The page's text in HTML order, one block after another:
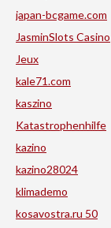
japan-bcgame.com
JasminSlots Casino
Jeux
kale71.com
kaszino
Katastrophenhilfe
kazino
kazino28024
klimademo
kosavostra.ru 50